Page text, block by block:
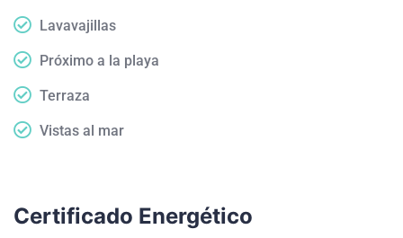
Lavavajillas
Próximo a la playa
Terraza
Vistas al mar
Certificado Energético